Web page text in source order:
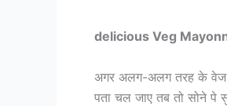
delicious Veg
अगर अलग-अलग तरह के
पता चल जाए तब तो सोने पे